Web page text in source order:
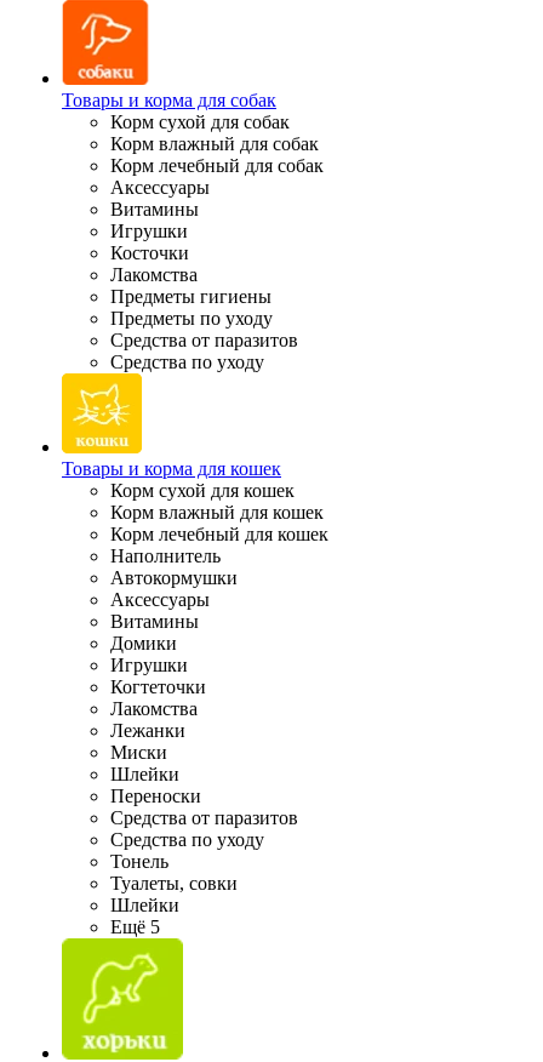
Товары и корма для собак
Корм сухой для собак
Корм влажный для собак
Корм лечебный для собак
Аксессуары
Витамины
Игрушки
Косточки
Лакомства
Предметы гигиены
Предметы по уходу
Средства от паразитов
Средства по уходу
Товары и корма для кошек
Корм сухой для кошек
Корм влажный для кошек
Корм лечебный для кошек
Наполнитель
Автокормушки
Аксессуары
Витамины
Домики
Игрушки
Когтеточки
Лакомства
Лежанки
Миски
Шлейки
Переноски
Средства от паразитов
Средства по уходу
Тонель
Туалеты, совки
Шлейки
Ещё 5